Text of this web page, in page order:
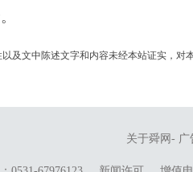
及文中陈述文字和内容未经本站证实，
关于舜网 - 广